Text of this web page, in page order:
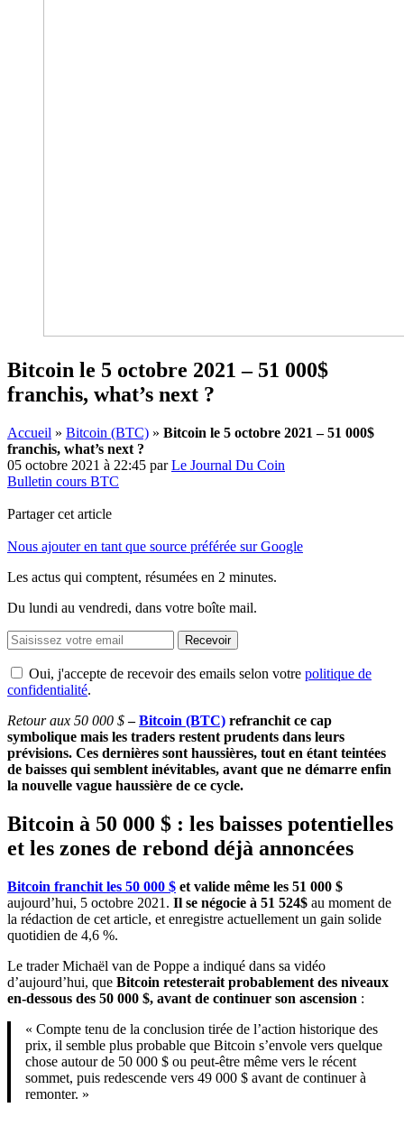
Bitcoin le 5 octobre 2021 – 51 000$
franchis, what’s next ?
Accueil » Bitcoin (BTC) » Bitcoin le 5 octobre 2021 – 51 000$
franchis, what’s next ?
05 octobre 2021 à 22:45 parLe Journal Du Coin
Bulletin cours BTC
Partager cet article
Nous ajouter en tant que source préférée sur Google
Les actus qui comptent, résumées en 2 minutes.
Du lundi au vendredi, dans votre boîte mail.
Recevoir
Oui, j'accepte de recevoir des emails selon votre politique de
confidentialité.
Retour aux 50 000 $ –Bitcoin (BTC) refranchit ce cap
symbolique mais les traders restent prudents dans leurs
prévisions. Ces dernières sont haussières, tout en étant teintées
de baisses qui semblent inévitables, avant que ne démarre enfin
la nouvelle vague haussière de ce cycle.
Bitcoin à 50 000 $ : les baisses potentielles
et les zones de rebond déjà annoncées
Bitcoin franchit les 50 000 $ et valide même les 51 000 $
aujourd’hui, 5 octobre 2021. Il se négocie à 51 524$ au moment de
la rédaction de cet article, et enregistre actuellement un gain solide
quotidien de 4,6 %.
Le trader Michaël van de Poppe a indiqué dans sa vidéo
d’aujourd’hui, que Bitcoin retesterait probablement des niveaux
en-dessous des 50 000 $, avant de continuer son ascension :
« Compte tenu de la conclusion tirée de l’action historique des
prix, il semble plus probable que Bitcoin s’envole vers quelque
chose autour de 50 000 $ ou peut-être même vers le récent
sommet, puis redescende vers 49 000 $ avant de continuer à
remonter. »